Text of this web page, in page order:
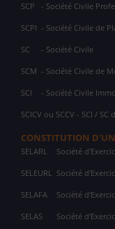
SCP - Société Civile
SCPI - Société Civile de
SC - Société Civile
SCM - Société Civile de
SCI - Société Civile
SCICV ou SCCV - SCI /
CONSTITUTION
SELARL Société
SELEURL Société
SELAFA Société
SELAS Société